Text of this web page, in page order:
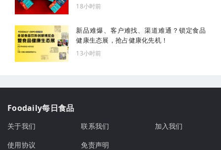
18小时前
新品难爆、客户难找、渠道难通？锁定食品
健康生态展，抢占健康化先机！
13小时前
Foodaily每日食品
关于我们 联系我们
加入我们
使用协议
免责声明